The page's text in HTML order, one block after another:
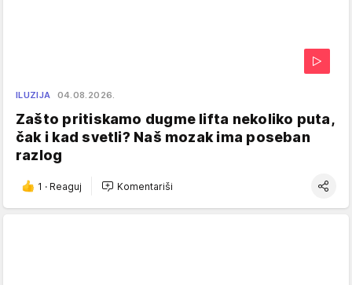
ILUZIJA 04.08.2026.
Zašto pritiskamo dugme lifta nekoliko puta,
čak i kad svetli? Naš mozak ima poseban
razlog
1 · Reaguj Komentariši